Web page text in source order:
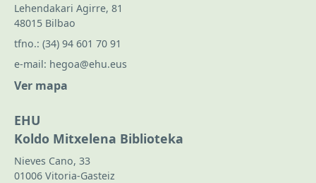
Lehendakari Agirre, 81
48015 Bilbao
tfno.: (34) 94 601 70 91
e-mail: hegoa@ehu.eus
Ver mapa
EHU
Koldo Mitxelena Biblioteka
Nieves Cano, 33
01006 Vitoria-Gasteiz